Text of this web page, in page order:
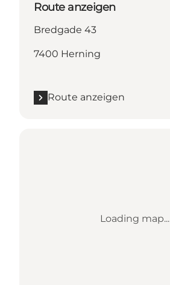
Route anzeigen
Bredgade 43
7400 Herning
Route anzeigen
Loading map...